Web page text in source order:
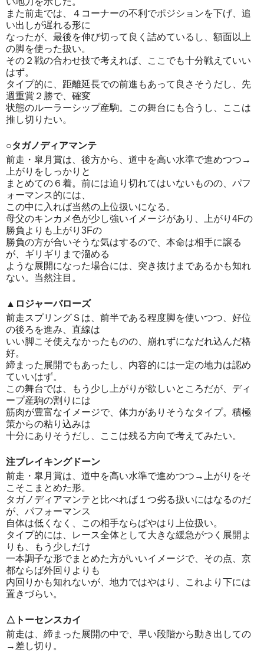
また前走では、４コーナーの不利でポジションを下げ、追
い出しが遅れる形に
なったが、最後を伸び切って良く詰めているし、額面以上
の脚を使った扱い。
その２戦の合わせ技で考えれば、ここでも十分戦えていい
はず。
タイプ的に、距離延長での前進もあって良さそうだし、先
週重賞２勝で、確変
状態のルーラーシップ産駒。この舞台にも合うし、ここは
推し切りたい。
○タガノディアマンテ
前走・皐月賞は、後方から、道中を高い水準で進めつつ→
上がりをしっかりと
まとめての６着。前には迫り切れてはいないものの、パフ
ォーマンス的には、
この中に入れば当然の上位扱いになる。
母父のキンカメ色が少し強いイメージがあり、上がり4Fの
勝負よりも上がり3Fの
勝負の方が合いそうな気はするので、本命は相手に譲る
が、ギリギリまで溜める
ような展開になった場合には、突き抜けまであるかも知れ
ない。当然注目。
▲ロジャーバローズ
前走スプリングＳは、前半である程度脚を使いつつ、好位
の後ろを進み、直線は
いい脚こそ使えなかったものの、崩れずになだれ込んだ格
好。
締まった展開でもあったし、内容的には一定の地力は認め
ていいはず。
この舞台では、もう少し上がりが欲しいところだが、ディ
ープ産駒の割りには
筋肉が豊富なイメージで、体力がありそうなタイプ。積極
策からの粘り込みは
十分にありそうだし、ここは残る方向で考えてみたい。
注ブレイキングドーン
前走・皐月賞は、道中を高い水準で進めつつ→上がりをそ
こそこまとめた形。
タガノディアマンテと比べれば１つ劣る扱いにはなるのだ
が、パフォーマンス
自体は低くなく、この相手ならばやはり上位扱い。
タイプ的には、レース全体として大きな緩急がつく展開よ
りも、もう少しだけ
一本調子な形でまとめた方がいいイメージで、その点、京
都ならば外回りよりも
内回りかも知れないが、地力ではやはり、これより下には
置きづらい。
△トーセンスカイ
前走は、締まった展開の中で、早い段階から動き出しての
→差し切り。